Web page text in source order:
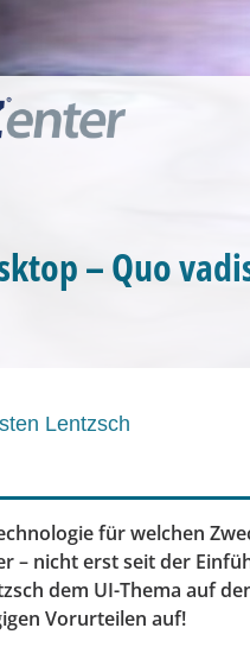
– Quo
Lentzsch
für welchen
– nicht erst seit der
dem UI-Thema auf
Vorurteilen auf!